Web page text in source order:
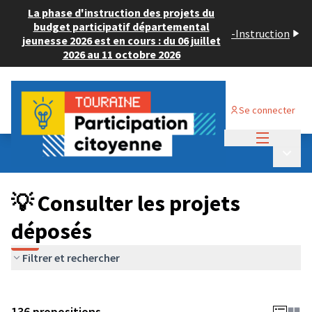
La phase d'instruction des projets du
budget participatif départemental
jeunesse 2026 est en cours : du 06 juillet
2026 au 11 octobre 2026
-Instruction
Se connecter
Budget Participatif JEUNESSE 2024
💡 Consulter les projets déposés
💡 Consulter les projets
déposés
Filtrer et rechercher